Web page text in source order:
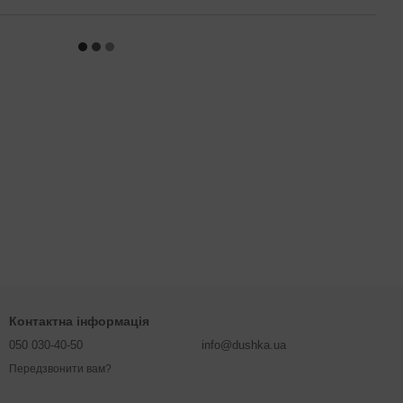
Контактна інформація
050 030-40-50
Передзвонити вам?
info@dushka.ua